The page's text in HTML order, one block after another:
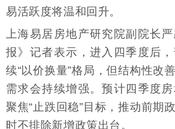
易活跃度将温和回升。
上海易居房地产研究院副院长
报》记者表示，进入四季度后
续“以价换量”格局，但结构性改
需求会持续增强。预计四季度
聚焦“止跌回稳”目标，推动前期
时不排除新增政策出台。